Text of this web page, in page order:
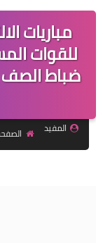
مباريات
للقوات
المفيد